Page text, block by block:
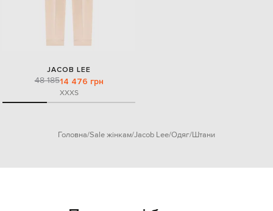
JACOB LEE
48 18514 476 грн
XXXS
Головна Sale жінкам Jacob Lee Одяг Штани